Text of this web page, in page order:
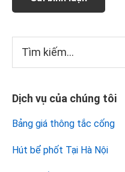
Sidebar
chính
kiếm...
Dịch vụ của chúng tôi
Bảng giá thông tắc cống
Hút bể phốt Tại Hà Nội